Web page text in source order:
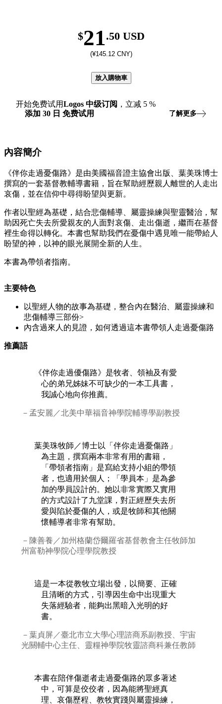
$21.50 USD
(¥145.12 CNY)
放入購物車
开始免费试用Logos 中级订阅 ，立减 5 %
添加 30 日 免费试用 了解更多
內容簡介
《伴你走過憂傷路》是由美國福音證主協會出版、葉美珠博士
撰寫的一套基督教輔導書籍，旨在幫助經歷親人離世的人走出
哀傷，並在信仰中尋得盼望與更新。
作者以聖經為基礎，結合悲傷輔導、屬靈操練與聖靈醫治，幫
助因死亡失去所愛親友的人面對哀傷、走出傷逝，繼而在基督
裡生命得以轉化。本書也幫助我們在憂傷中遇見唯一能帶給人
盼望的神，以神的眼光展開全新的人生。
本書為帶領者指南。
主要特色
以聖經人物的故事為基礎，整合內在醫治、屬靈操練和
悲傷輔導三部份>
內含過來人的見證，如何透過這本書帶領人走過憂傷路
推薦語
《伴你走過優傷路》是牧者、領袖及有愛
心的弟兄姊妹不可缺少的一本工具書，
我誠心地向你推薦。
－孟安麗／北美中華福音神學院輔導學副教授
葉美珠牧師／博士以「伴你走過憂傷路」
為主題，撰寫兩本非常有用的書籍，
「帶領者指南」是寫給支持小組的帶領
者，也適用於個人；「學員本」是為參
加的學員設計的。她以非常實際又實用
的方式設計了九堂課，對正經歷失去所
愛與陷於憂傷的人，或是牧師和其他關
懷輔導者非常有幫助。
－陳善養／加州格蘭岱爾羅省基督教會主任牧師加
州富勒神學院心理學院教授
這是一本從教牧立場出發，以簡要、正確
且清晰的方式，引導因生命中出現重大
失落經驗者，能夠出黑暗入光明的好
書。
－葉貞屏／臺北市立大學心理諮商系副教授、宇宙
光關輔中心主任、靈糧神學院牧靈諮商科兼任教師
本書在陪伴傷逝者走過憂傷路的眾多著述
中，可算是佼佼者，因為能將聖經真
理、哀傷歷程、教牧實踐與屬靈操練，